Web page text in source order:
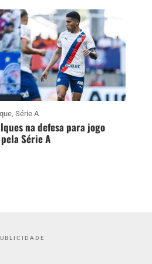
, Série A
na defesa para jogo
Série A